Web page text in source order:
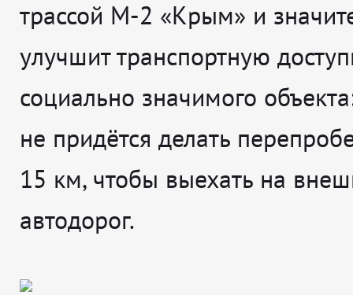
трассой М-2 «Крым» и
улучшит транспортную
социально значимого
не придётся делать
15 км, чтобы выехать на
автодорог.